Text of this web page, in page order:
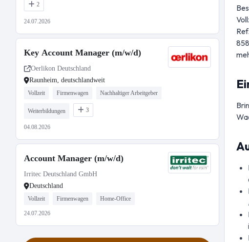
2
24.07.2026
Key Account Manager (m/w/d)
Oerlikon Deutschland
Raunheim, deutschlandweit
Vollzeit Firmenwagen Nachhaltiger Arbeitgeber
Weiterbildungen 3
04.08.2026
Account Manager (m/w/d)
Irritec Deutschland GmbH
Deutschland
Vollzeit Firmenwagen Home-Office
24.07.2026